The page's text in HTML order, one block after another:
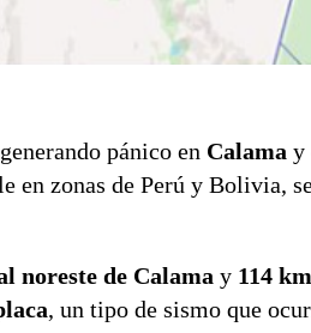
pánico en Calama y
zonas de Perú y Bolivia,
noreste de Calama y 114
, un tipo de sismo que